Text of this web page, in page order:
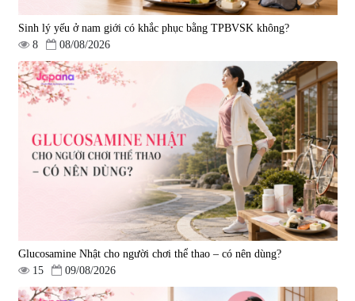
Tẩy tế bào chết Nichiei Bussan
Nano NMN+ Peeling Gel
1.490.000 đ
Viên uống hỗ trợ bền thành
mạch, ngừa tai biến Elastin Plus
& Nattokinase Hokoen 80 viên
|0
980.000 đ
Sinh lý yếu ở nam giới có khắc phục bằng TPBVSK không?
8
08/08/2026
Glucosamine Nhật cho người chơi thể thao – có nên dùng?
15
09/08/2026